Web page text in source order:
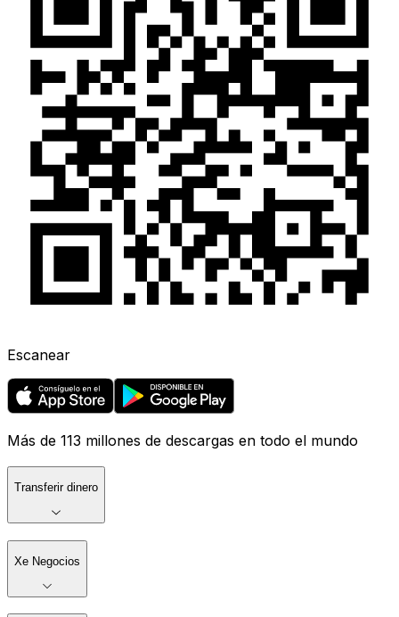
Escanear
Más de 113 millones de descargas en todo el mundo
Transferir dinero
Xe Negocios